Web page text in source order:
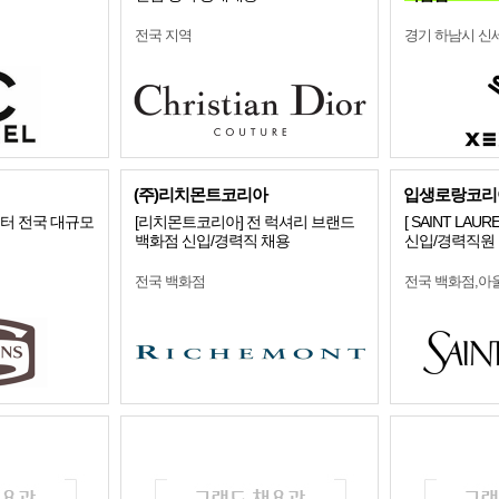
전국 지역 경기 하남시 신
전국 대규모
(주)리치몬트코리아
[리치몬트코리아] 전 럭셔리 브랜드
백화점 신입/경력직 채용
전국 백화점
입생로랑코
[ SAINT
신입/경력직원
전국 백화점,아